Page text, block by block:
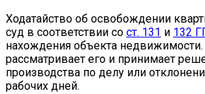
Ходатайство об освобождении
суд в соответствии со ст. 131 и 132
нахождения объекта
рассматривает его и принимает
производства по делу или
рабочих дней.